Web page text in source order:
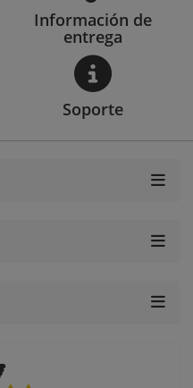
Información de
entrega
Soporte